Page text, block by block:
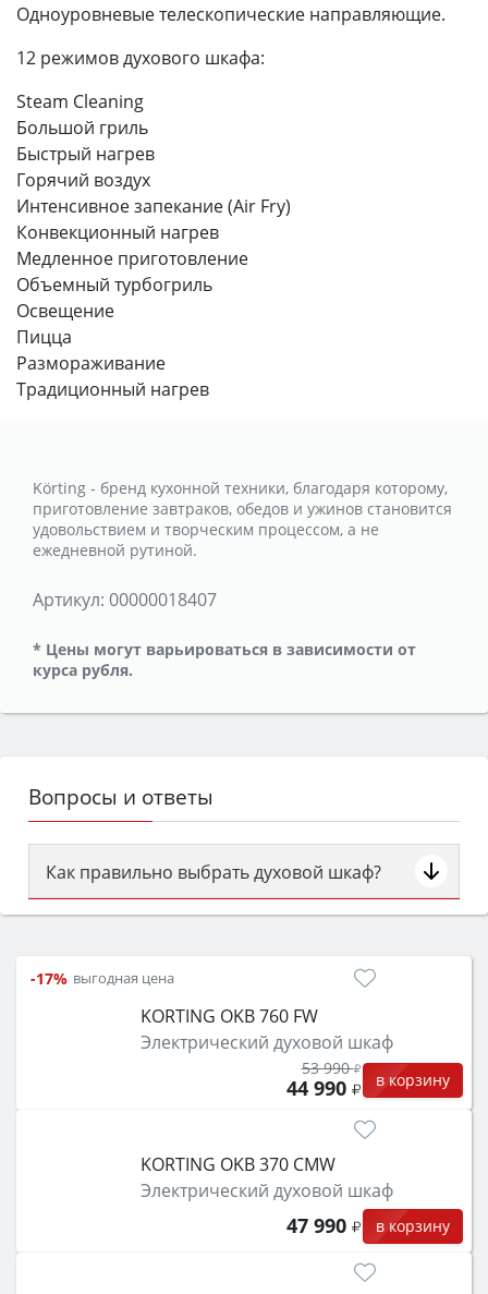
Одноуровневые телескопические направляющие.
12 режимов духового шкафа:
Steam Сleaning
Большой гриль
Быстрый нагрев
Горячий воздух
Интенсивное запекание (Air Fry)
Конвекционный нагрев
Медленное приготовление
Объемный турбогриль
Освещение
Пицца
Размораживание
Традиционный нагрев
Körting - бренд кухонной техники, благодаря которому,
приготовление завтраков, обедов и ужинов становится
удовольствием и творческим процессом, а не
ежедневной рутиной.
Артикул: 00000018407
* Цены могут варьироваться в зависимости от
курса рубля.
Вопросы и ответы
Как правильно выбрать духовой шкаф?
Сначала определитесь с типом (газовый или
затем смотрите на объём 50–70 л для семьи,
класс энергопотребления не ниже A и нужные
функции (конвекция, гриль, самоочистка,
защита от детей).
-17% выгодная цена
KORTING OKB 760 FW
Электрический духовой шкаф
53 990
44 990 в корзину
KORTING OKB 370 CMW
Электрический духовой шкаф
47 990 в корзину